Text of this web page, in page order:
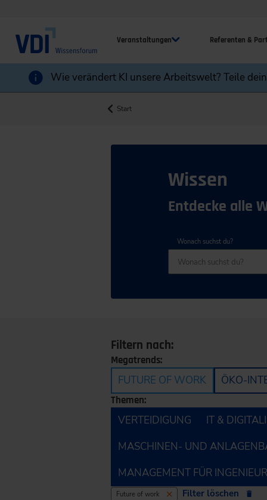
Veranstaltungen Referenten &
Wie verändert KI unsere Arbeitswelt? Teile
Start
Wissen
Entdecke alle
Wonach suchst du?
Filtern nach:
Megatrends:
FUTURE OF WORK ÖKO-
Themen:
VERTEIDIGUNG IT &
MASCHINEN- UND
MANAGEMENT FÜR
Future of work Filter löschen